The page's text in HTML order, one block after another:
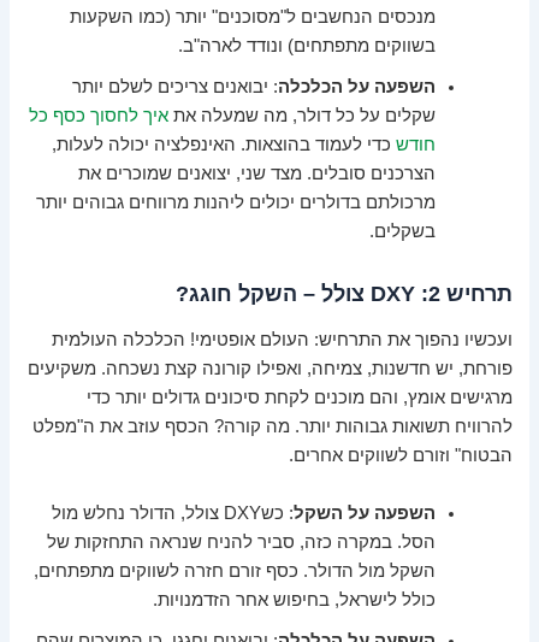
מנכסים הנחשבים ל"מסוכנים" יותר (כמו השקעות
בשווקים מתפתחים) ונודד לארה"ב.
השפעה על הכלכלה: יבואנים צריכים לשלם יותר
שקלים על כל דולר, מה שמעלה אתאיך לחסוך כסף כל
חודש כדי לעמוד בהוצאות. האינפלציה יכולה לעלות,
הצרכנים סובלים. מצד שני, יצואנים שמוכרים את
מרכולתם בדולרים יכולים ליהנות מרווחים גבוהים יותר
בשקלים.
תרחיש 2: DXY צולל – השקל חוגג?
ועכשיו נהפוך את התרחיש: העולם אופטימי! הכלכלה העולמית
פורחת, יש חדשנות, צמיחה, ואפילו קורונה קצת נשכחה. משקיעים
מרגישים אומץ, והם מוכנים לקחת סיכונים גדולים יותר כדי
להרוויח תשואות גבוהות יותר. מה קורה? הכסף עוזב את ה"מפלט
הבטוח" וזורם לשווקים אחרים.
השפעה על השקל
: כשDXY צולל, הדולר נחלש מול
הסל. במקרה כזה, סביר להניח שנראה התחזקות של
השקל מול הדולר. כסף זורם חזרה לשווקים מתפתחים,
כולל לישראל, בחיפוש אחר הזדמנויות.